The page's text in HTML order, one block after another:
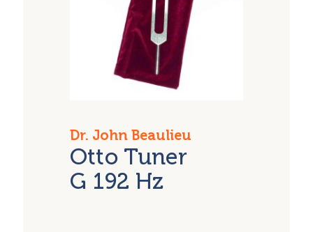
Dr. John Beaulieu
Otto Tuner
G 192 Hz